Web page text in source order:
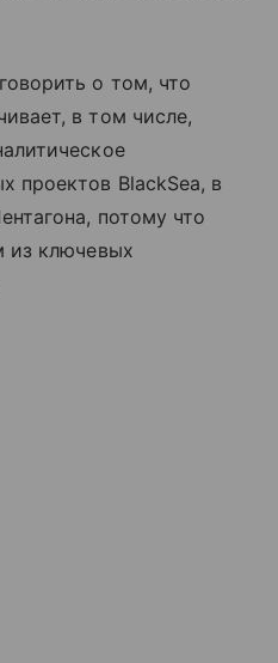
о том, что
в том числе,
проектов BlackSea, в
потому что
из ключевых